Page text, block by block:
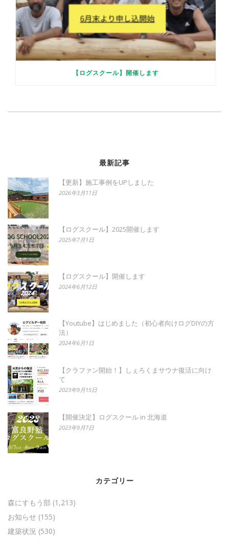
【ログスクール】開催します
最新記事
【更新】施工事例をUPしました
2026年3月11日
【ログスクール】2025開催します
2025年7月1日
【ログスクール】開催します
2024年6月12日
【Youtube】はじめました（初心者向けログDIYの方
法）
2024年6月1日
【クラファン開始！】しぇろくまサウナ復活に向け
て
2023年9月15日
【開催決定】ログスクール in 北海道
2023年9月7日
カテゴリー
森にすもう部 (1,213)
お知らせ (155)
建築状況 (530)